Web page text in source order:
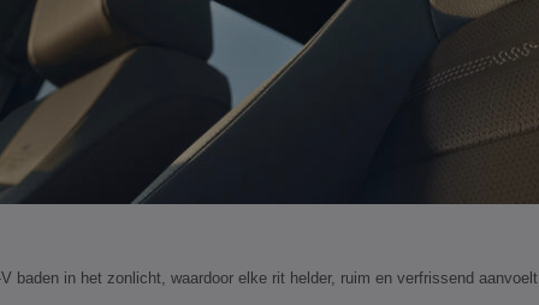
baden in het zonlicht, waardoor elke rit helder, ruim en verfrissend aanvoelt.